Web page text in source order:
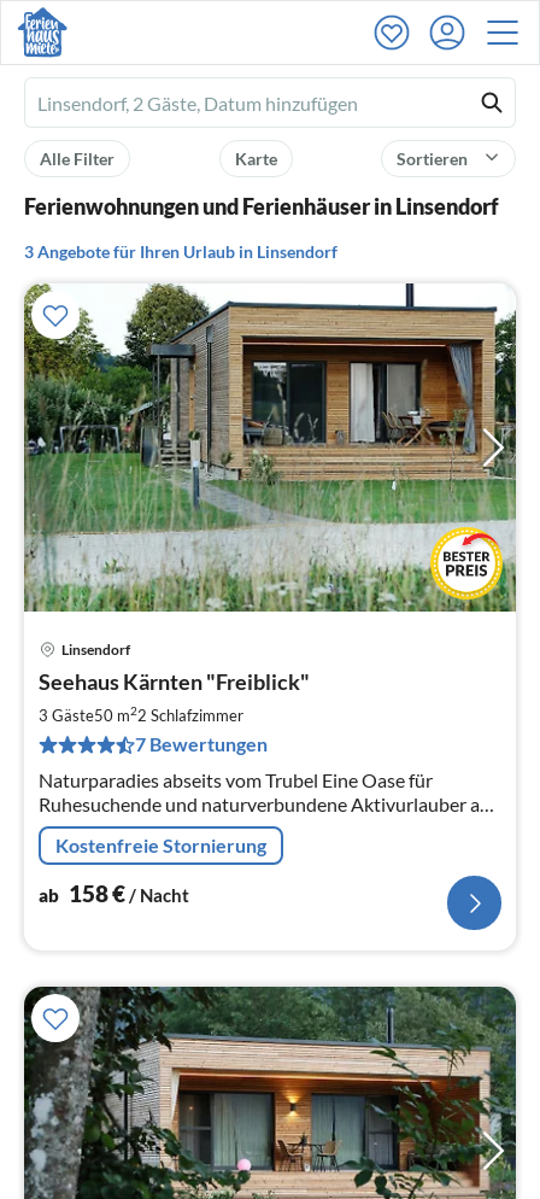
Ferienhausmiete
logo
Sortieren
Karte
Alle Filter
Ferienwohnungen und Ferienhäuser in Linsendorf
3 Angebote für Ihren Urlaub in Linsendorf
Linsendorf
Seehaus Kärnten "Freiblick"
3 Gäste50 m22 Schlafzimmer
7 Bewertungen
Naturparadies abseits vom Trubel Eine Oase für
Ruhesuchende und naturverbundene Aktivurlauber auf
einer Insel in Südkärnten, umgeben von der Drau und
dem Linsendorfer See. NEUBAU!
Kostenfreie Stornierung
ab 158€/ Nacht